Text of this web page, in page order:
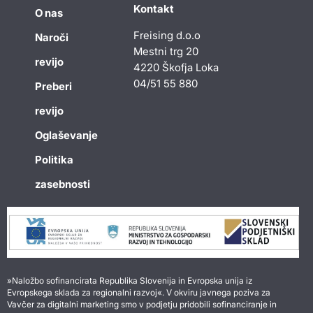
O nas
Naroči
revijo
Preberi
revijo
Oglaševanje
Politika
zasebnosti
Kontakt
Freising d.o.o
Mestni trg 20
4220 Škofja Loka
04/51 55 880
»Naložbo sofinancirata Republika Slovenija in Evropska unija iz
Evropskega sklada za regionalni razvoj«. V okviru javnega poziva za
Vavčer za digitalni marketing smo v podjetju pridobili sofinanciranje in